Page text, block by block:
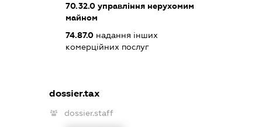
70.32.0управління нерухомим
майном
74.87.0надання інших
комерційних послуг
dossier.tax
dossier.staff